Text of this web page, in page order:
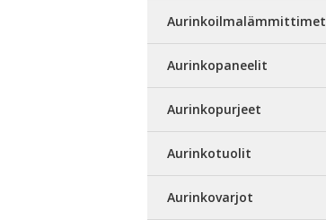
Aurinkoilmalämmittimet
Aurinkopaneelit
Aurinkopurjeet
Aurinkotuolit
Aurinkovarjot